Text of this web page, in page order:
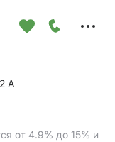
А
от 4.9% до 15% и